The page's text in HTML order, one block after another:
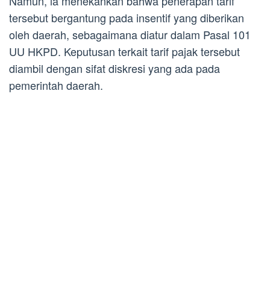
tersebut bergantung pada insentif yang diberikan
oleh daerah, sebagaimana diatur dalam Pasal 101
UU HKPD. Keputusan terkait tarif pajak tersebut
diambil dengan sifat diskresi yang ada pada
pemerintah daerah.